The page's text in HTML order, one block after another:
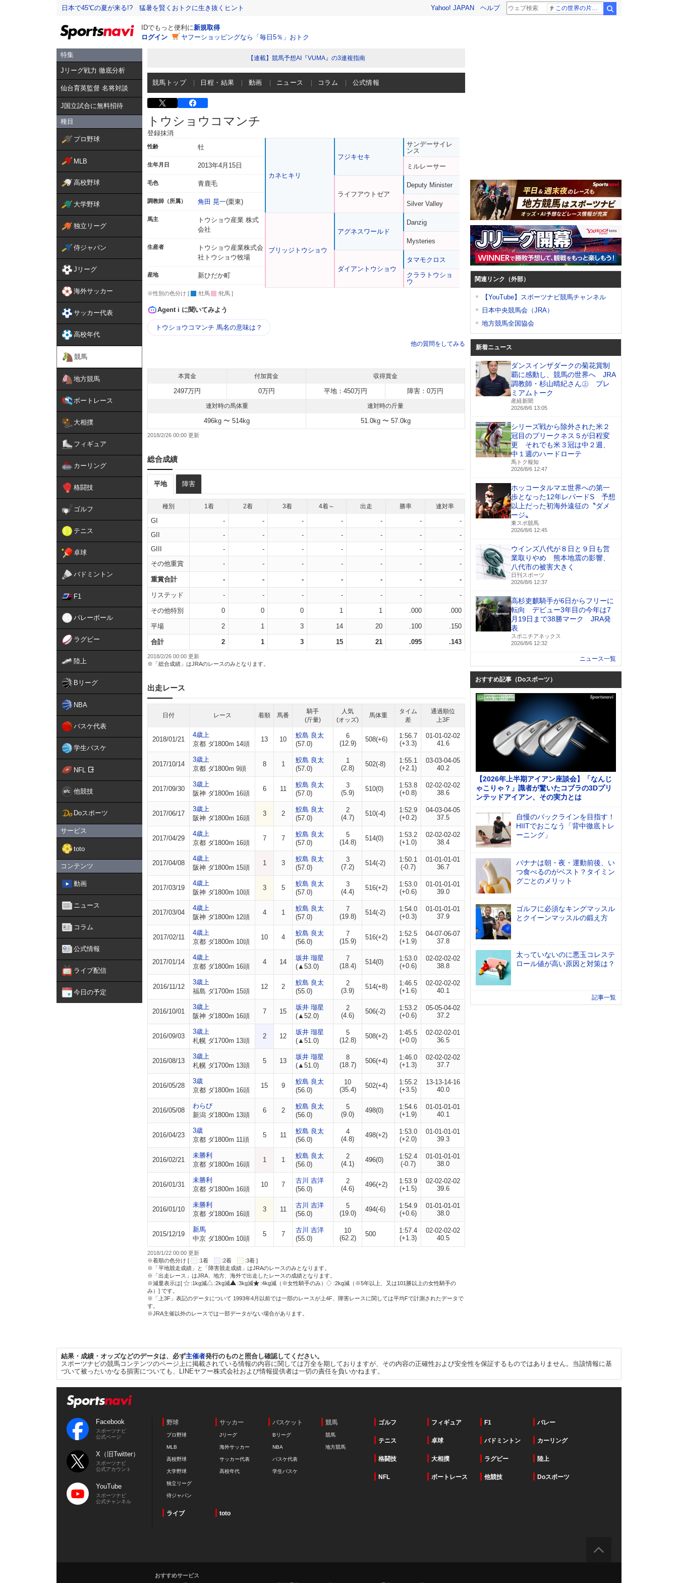
日本で45℃の夏が来る!? 猛暑を賢くおトクに生き抜くヒント Yahoo! JAPAN ヘルプ
IDでもっと便利に新規取得
ログイン
ヤフーショッピングなら「毎日5％」おトク
特集
Jリーグ戦力 徹底分析
仙台育英監督 名将対談
J国立試合に無料招待
種目
プロ野球
MLB
高校野球
大学野球
独立リーグ
侍ジャパン
Jリーグ
海外サッカー
サッカー代表
高校年代
競馬
地方競馬
ボートレース
大相撲
フィギュア
カーリング
格闘技
ゴルフ
テニス
卓球
バドミントン
F1
バレーボール
ラグビー
陸上
Bリーグ
NBA
バスケ代表
学生バスケ
NFL
他競技
Doスポーツ
サービス
toto
コンテンツ
動画
ニュース
コラム
公式情報
ライブ配信
今日の予定
【連載】競馬予想AI『VUMA』の3連複指南
競馬トップ 日程・結果 動画 ニュース コラム 公式情報
トウショウコマンチ
登録抹消
性齢 牡
生年月日 2013年4月15日
毛色 青鹿毛
調教師（所属） 角田 晃一(栗東)
馬主
トウショウ産業 株式
会社
生産者
トウショウ産業株式会
社トウショウ牧場
産地 新ひだか町
※性別の色分け [ :牡馬 :牝馬 ]
カネヒキリ
ブリッジトウショウ
フジキセキ
ライフアウトゼア
アグネスワールド
ダイアントウショウ
サンデーサイレ
ンス
ミルレーサー
Deputy Minister
Silver Valley
Danzig
Mysteries
タマモクロス
クララトウショ
ウ
Agent i に聞いてみよう
トウショウコマンチ 馬名の意味は？
他の質問をしてみる
本賞金 付加賞金 収得賞金
2497万円 0万円 平地：450万円 障害：0万円
連対時の馬体重 連対時の斤量
496kg 〜 514kg 51.0kg 〜 57.0kg
2018/2/26 00:00
総合成績
平地 障害
種別 1着 2着 3着 4着～ 出走 勝率 連対率
GI - - - - - -
-
GII
- - - - - -
-
GIII
- - - - - -
-
その他重賞
- - - - - - -
重賞合計 - - - - - - -
リステッド - - - - - - -
その他特別 0 0 0 1 1 .000 .000
平場 2 1 3 14 20 .100 .150
合計 2 1 3 15 21 .095 .143
2018/2/26 00:00 更新
※「総合成績」はJRAのレースのみとなります。
出走レース
日付 レース 着順 馬番
騎手
(斤量)
人気
(オッズ)
馬体重
タイム
差
通過順位
上3F
2018/01/21
4歳上
京都 ダ1800m 14頭
13 10
鮫島 良太
(57.0)
6
(12.9)
508(+6)
1:56.7
(+3.3)
01-01-02-02
41.6
2017/10/14
3歳上
京都 ダ1800m 9頭
8 1
鮫島 良太
(57.0)
1
(2.8)
502(-8)
1:55.1
(+2.1)
03-03-04-05
40.2
2017/09/30
3歳上
阪神 ダ1800m 16頭
6 11
鮫島 良太
(57.0)
3
(5.9)
510(0)
1:53.8
(+0.8)
02-02-02-02
38.6
2017/06/17
3歳上
阪神 ダ1800m 16頭
3 2
鮫島 良太
(57.0)
2
(4.7)
510(-4)
1:52.9
(+0.2)
04-03-04-05
37.5
2017/04/29
4歳上
京都 ダ1800m 16頭
7 7
鮫島 良太
(57.0)
5
(14.8)
514(0)
1:53.2
(+1.0)
02-02-02-02
38.4
2017/04/08
4歳上
阪神 ダ1800m 15頭
1 3
鮫島 良太
(57.0)
3
(7.2)
514(-2)
1:50.1
(-0.7)
01-01-01-01
36.7
2017/03/19
4歳上
阪神 ダ1800m 10頭
3 5
鮫島 良太
(57.0)
3
(4.4)
516(+2)
1:53.0
(+0.6)
01-01-01-01
39.0
2017/03/04
4歳上
阪神 ダ1800m 12頭
4 1
鮫島 良太
(57.0)
7
(19.8)
514(-2)
1:54.0
(+0.3)
01-01-01-01
37.9
2017/02/11
4歳上
京都 ダ1800m 10頭
10 4
鮫島 良太
(56.0)
7
(15.9)
516(+2)
1:52.5
(+1.9)
04-07-06-07
37.8
2017/01/14
4歳上
京都 ダ1800m 16頭
4 14
坂井 瑠星
(▲53.0)
7
(18.4)
514(0)
1:53.0
(+0.6)
02-02-02-02
38.8
2016/11/12
3歳上
福島 ダ1700m 15頭
12 2
鮫島 良太
(55.0)
2
(3.9)
514(+8)
1:46.5
(+1.6)
02-02-02-02
40.1
2016/10/01
3歳上
阪神 ダ1800m 16頭
7 15
坂井 瑠星
(▲52.0)
2
(4.6)
506(-2)
1:53.2
(+0.6)
05-05-04-02
37.2
2016/09/03
3歳上
札幌 ダ1700m 13頭
2 12
坂井 瑠星
(▲51.0)
5
(12.8)
508(+2)
1:45.5
(+0.0)
02-02-02-01
36.5
2016/08/13
3歳上
札幌 ダ1700m 13頭
5 13
坂井 瑠星
(▲51.0)
8
(18.7)
506(+4)
1:46.0
(+1.3)
02-02-02-02
37.7
2016/05/28
3歳
京都 ダ1800m 16頭
15 9
鮫島 良太
(56.0)
10
(35.4)
502(+4)
1:55.2
(+3.5)
13-13-14-16
40.0
2016/05/08
わらび
新潟 ダ1800m 13頭
6 2
鮫島 良太
(56.0)
5
(9.0)
498(0)
1:54.6
(+1.9)
01-01-01-01
40.1
2016/04/23
3歳
京都 ダ1800m 11頭
5 11
鮫島 良太
(56.0)
4
(4.8)
498(+2)
1:53.0
(+2.0)
01-01-01-01
39.3
2016/02/21
未勝利
京都 ダ1800m 16頭
1 1
鮫島 良太
(56.0)
2
(4.1)
496(0)
1:52.4
(-0.7)
01-01-01-01
38.0
2016/01/31
未勝利
京都 ダ1800m 16頭
10 7
古川 吉洋
(56.0)
2
(4.6)
496(+2)
1:53.9
(+1.5)
02-02-02-02
39.6
2016/01/10
未勝利
京都 ダ1800m 16頭
3 11
古川 吉洋
(56.0)
5
(19.0)
494(-6)
1:54.9
(+0.6)
01-01-01-01
38.0
2015/12/19
新馬
中京 ダ1800m 10頭
5 7
古川 吉洋
(55.0)
10
(62.2)
500
1:57.4
(+1.3)
02-02-02-02
40.5
2018/1/22 00:00 更新
※着順の色分け [
:1着 :2着
:3着 ]
※「平地競走成績」と「障害競走成績」はJRAのレースのみとなります。
※「出走レース」はJRA、地方、海外で出走したレースの成績となります。
※減量表示は[
:1kg減 :2kg減 :3kg減 :4kg減（※女性騎手のみ）
:2kg減（※5年以上、又は101勝以上の女性騎手の
み）] です。
※「上3F」表記のデータについて 1993年4月以前では一部のレースが上4F、障害レースに関しては平均Fで計測されたデータで
す。
※JRA主催以外のレースでは一部データがない場合があります。
関連リンク（外部）
【YouTube】スポーツナビ競馬チャンネル
日本中央競馬会（JRA）
地方競馬全国協会
新着ニュース
ダンスインザダークの菊花賞制
覇に感動し、競馬の世界へ JRA
調教師・杉山晴紀さん㊤ プレ
ミアムトーク
産経新聞
2026/8/6 13:05
シリーズ戦から除外された米２
冠目のプリークネスＳが日程変
更 それでも米３冠は中２週、
中１週のハードローテ
馬トク報知
2026/8/6 12:47
ホッコータルマエ世界への第一
歩となった12年レパードS 予想
以上だった初海外遠征の〝ダメ
ージ〟
東スポ競馬
2026/8/6 12:45
ウインズ八代が８日と９日も営
業取りやめ 熊本地震の影響、
八代市の被害大きく
日刊スポーツ
2026/8/6 12:37
高杉吏麒騎手が6日からフリーに
転向 デビュー3年目の今年は7
月19日まで38勝マーク JRA発
表
スポニチアネックス
2026/8/6 12:32
ニュース一覧
おすすめ記事（Doスポーツ）
【2026年上半期アイアン座談会】「なんじ
ゃこりゃ？」識者が驚いたコブラの3Dプリ
ンテッドアイアン、その実力とは
自慢のバックラインを目指す！
HIITでおこなう「背中徹底トレ
ーニング」
バナナは朝・夜・運動前後、い
つ食べるのがベスト？タイミン
グごとのメリット
ゴルフに必須なキングマッスル
とクイーンマッスルの鍛え方
太っていないのに悪玉コレステ
ロール値が高い原因と対策は？
記事一覧
結果・成績・オッズなどのデータは、必ず主催者発行のものと照合し確認してください。
スポーツナビの競馬コンテンツのページ上に掲載されている情報の内容に関しては万全を期しておりますが、その内容の正確性および安全性を保証するものではありません。当該情報に基
づいて被ったいかなる損害についても、LINEヤフー株式会社および情報提供者は一切の責任を負いかねます。
Facebook
スポーツナビ
公式ページ
X（旧Twitter）
スポーツナビ
公式アカウント
YouTube
スポーツナビ
公式チャンネル
野球
プロ野球
MLB
高校野球
大学野球
独立リーグ
侍ジャパン
サッカー
Jリーグ
海外サッカー
サッカー代表
高校年代
バスケット
Bリーグ
NBA
バスケ代表
学生バスケ
競馬
競馬
地方競馬
ゴルフ フィギュア F1 バレー
テニス 卓球 バドミントン カーリング
格闘技 大相撲 ラグビー 陸上
NFL ボートレース 他競技 Doスポーツ
ライブ toto
おすすめサービス